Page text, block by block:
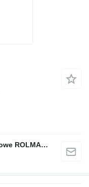
Przedsiębiorstwo Produkcyjno-Handlowe ROLMAPOL Marcin Dziekan